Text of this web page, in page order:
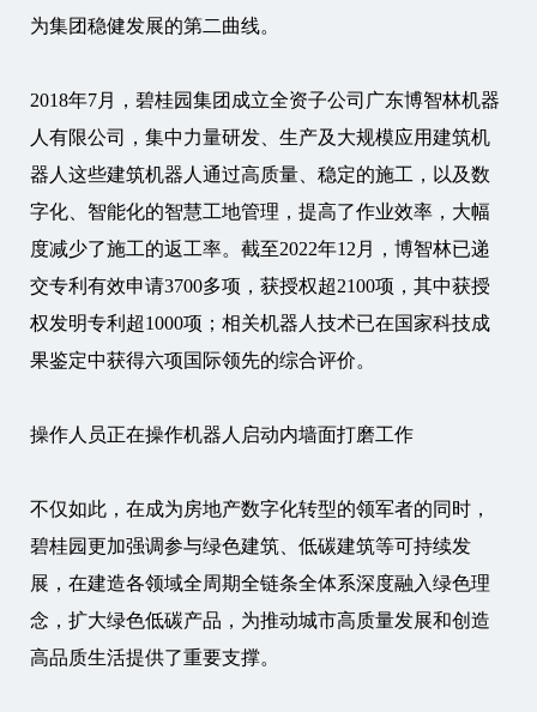
为集团稳健发展的第二曲线。
2018年7月，碧桂园集团成立全资子公司广东博智林机器
人有限公司，集中力量研发、生产及大规模应用建筑机
器人这些建筑机器人通过高质量、稳定的施工，以及数
字化、智能化的智慧工地管理，提高了作业效率，大幅
度减少了施工的返工率。截至2022年12月，博智林已递
交专利有效申请3700多项，获授权超2100项，其中获授
权发明专利超1000项；相关机器人技术已在国家科技成
果鉴定中获得六项国际领先的综合评价。
操作人员正在操作机器人启动内墙面打磨工作
不仅如此，在成为房地产数字化转型的领军者的同时，
碧桂园更加强调参与绿色建筑、低碳建筑等可持续发
展，在建造各领域全周期全链条全体系深度融入绿色理
念，扩大绿色低碳产品，为推动城市高质量发展和创造
高品质生活提供了重要支撑。